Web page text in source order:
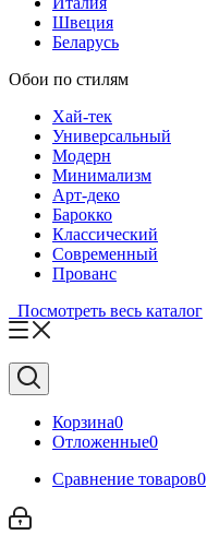
Швеция
Беларусь
Обои по стилям
Хай-тек
Универсальный
Модерн
Минимализм
Арт-деко
Барокко
Классический
Современный
Прованс
Посмотреть весь каталог
Корзина0
Отложенные0
Сравнение товаров0